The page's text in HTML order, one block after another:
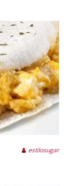
estilosugar